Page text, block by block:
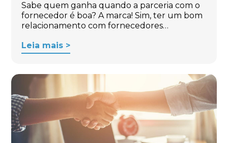
Sabe quem ganha quando a parceria com o
fornecedor é boa? A marca! Sim, ter um bom
relacionamento com fornecedores…
Leia mais >